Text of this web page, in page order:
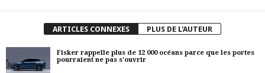
ARTICLES CONNEXES PLUS DE L'AUTEUR
Fisker rappelle plus de 12 000 océans parce que les portes
pourraient ne pas s'ouvrir